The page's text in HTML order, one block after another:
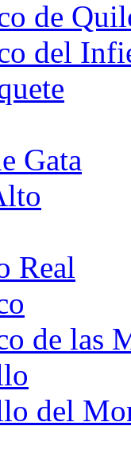
de
del
Gata
Real
de las
del